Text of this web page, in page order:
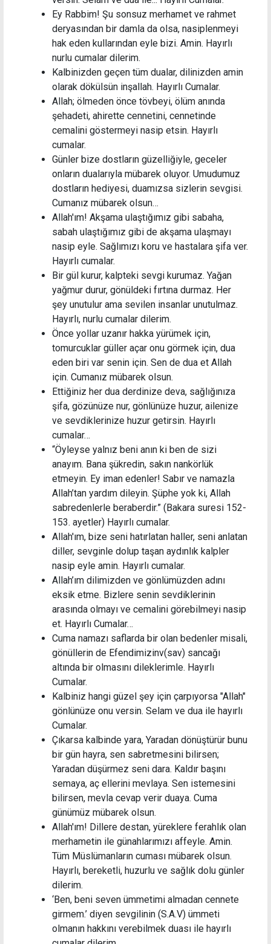
Ey Rabbim! Şu sonsuz merhamet ve rahmet
deryasından bir damla da olsa, nasiplenmeyi
hak eden kullarından eyle bizi. Amin. Hayırlı
nurlu cumalar dilerim.
Kalbinizden geçen tüm dualar, dilinizden amin
olarak dökülsün inşallah. Hayırlı Cumalar.
Allah; ölmeden önce tövbeyi, ölüm anında
şehadeti, ahirette cennetini, cennetinde
cemalini göstermeyi nasip etsin. Hayırlı
cumalar.
Günler bize dostların güzelliğiyle, geceler
onların dualarıyla mübarek oluyor. Umudumuz
dostların hediyesi, duamızsa sizlerin sevgisi.
Cumanız mübarek olsun…
Allah'ım! Akşama ulaştığımız gibi sabaha,
sabah ulaştığımız gibi de akşama ulaşmayı
nasip eyle. Sağlımızı koru ve hastalara şifa ver.
Hayırlı cumalar.
Bir gül kurur, kalpteki sevgi kurumaz. Yağan
yağmur durur, gönüldeki fırtına durmaz. Her
şey unutulur ama sevilen insanlar unutulmaz.
Hayırlı, nurlu cumalar dilerim.
Önce yollar uzanır hakka yürümek için,
tomurcuklar güller açar onu görmek için, dua
eden biri var senin için. Sen de dua et Allah
için. Cumanız mübarek olsun.
Ettiğiniz her dua derdinize deva, sağlığınıza
şifa, gözünüze nur, gönlünüze huzur, ailenize
ve sevdiklerinize huzur getirsin. Hayırlı
cumalar…
“Öyleyse yalnız beni anın ki ben de sizi
anayım. Bana şükredin, sakın nankörlük
etmeyin. Ey iman edenler! Sabır ve namazla
Allah’tan yardım dileyin. Şüphe yok ki, Allah
sabredenlerle beraberdir.” (Bakara suresi 152-
153. ayetler) Hayırlı cumalar.
Allah'ım, bize seni hatırlatan haller, seni anlatan
diller, sevginle dolup taşan aydınlık kalpler
nasip eyle amin. Hayırlı cumalar.
Allah’ım dilimizden ve gönlümüzden adını
eksik etme. Bizlere senin sevdiklerinin
arasında olmayı ve cemalini görebilmeyi nasip
et. Hayırlı Cumalar…
Cuma namazı saflarda bir olan bedenler misali,
gönüllerin de Efendimizinv(sav) sancağı
altında bir olmasını dileklerimle. Hayırlı
Cumalar.
Kalbiniz hangi güzel şey için çarpıyorsa "Allah"
gönlünüze onu versin. Selam ve dua ile hayırlı
Cumalar.
Çıkarsa kalbinde yara, Yaradan dönüştürür bunu
bir gün hayra, sen sabretmesini bilirsen;
Yaradan düşürmez seni dara. Kaldır başını
semaya, aç ellerini mevlaya. Sen istemesini
bilirsen, mevla cevap verir duaya. Cuma
günümüz mübarek olsun.
Allah'ım! Dillere destan, yüreklere ferahlık olan
merhametin ile günahlarımızı affeyle. Amin.
Tüm Müslümanların cuması mübarek olsun.
Hayırlı, bereketli, huzurlu ve sağlık dolu günler
dilerim.
‘Ben, beni seven ümmetimi almadan cennete
girmem.’ diyen sevgilinin (S.A.V) ümmeti
olmanın hakkını verebilmek duası ile hayırlı